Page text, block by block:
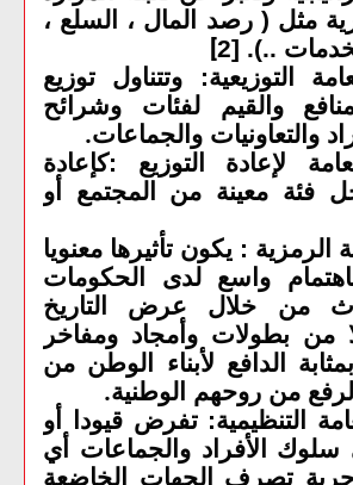
مثل ( رصد المال ، السلع ،
..). [2
]
التوزيعية: وتتناول توزيع
والقيم لفئات وشرائح
والتعاونيات والجماعات.
لإعادة التوزيع :كإعادة
فئة معينة من المجتمع أو
الرمزية : يكون تأثيرها معنويا
واسع لدى الحكومات
من خلال عرض التاريخ
من بطولات وأمجاد ومفاخر
الدافع لأبناء الوطن من
من روحهم الوطنية.
التنظيمية: تفرض قيودا أو
الأفراد والجماعات أي
حرية تصرف الجهات الخاضعة